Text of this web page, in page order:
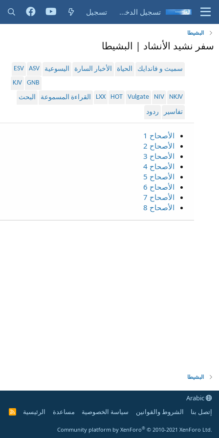
تسجيل الدخول تسجيل
البشيطا
سفر نشيد الأنشاد | البشيطا
سميث و فاندايك الحياة الأخبار السارة اليسوعية ASV
ESV
GNB
KJV
NKJV
NIV
Vulgate
HOT
LXX القراءة المسموعة
البحث
تفاسير
ردود
الأصحاح 1
الأصحاح 2
الأصحاح 3
الأصحاح 4
الأصحاح 5
الأصحاح 6
الأصحاح 7
الأصحاح 8
البشيطا
إتصل بنا
الشروط والقوانين سياسة الخصوصية مساعدة الرئيسية
R
Community platform by XenForo® © 2010-2021 XenForo Ltd.